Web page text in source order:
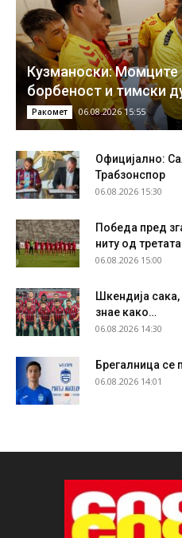
Кузманоски: Момците
борбеност и тимски
Ракомет 06.08.2026 15:55
Официјално:
Трабзонспор
06.08.2026 15:30
Победа пред
ниту од
06.08.2026 15:00
Шкендија
знае како…
06.08.2026 14:30
Брегалница се
06.08.2026 14:01